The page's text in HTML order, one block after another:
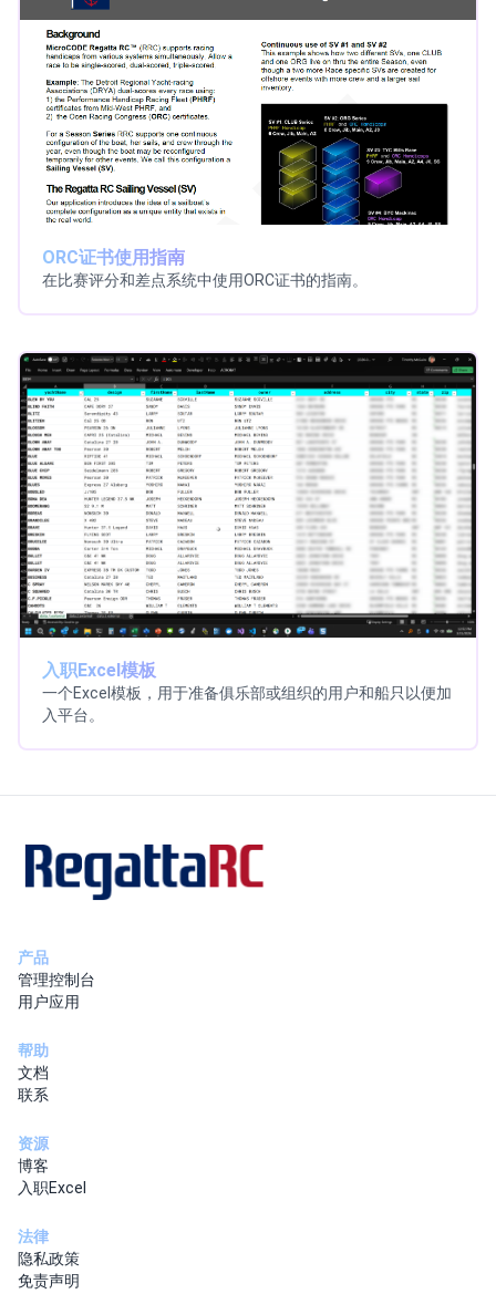
ORC证书使用指南
在比赛评分和差点系统中使用ORC证书的指南。
入职Excel模板
一个Excel模板，用于准备俱乐部或组织的用户和船只以便加
入平台。
产品
管理控制台
用户应用
帮助
文档
联系
资源
博客
入职Excel
法律
隐私政策
免责声明